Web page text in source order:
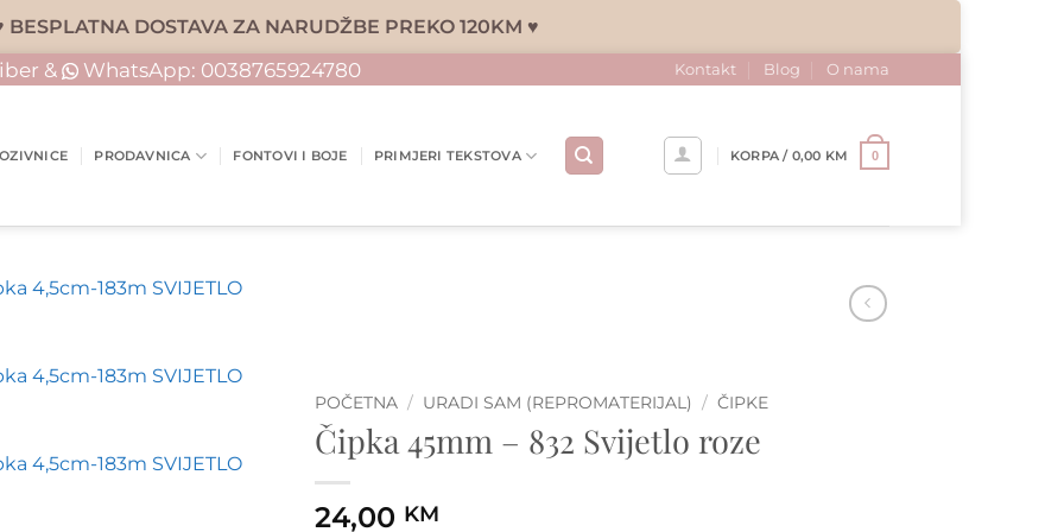
BESPLATNA DOSTAVA ZA NARUDŽBE PREKO 120KM ♥
& WhatsApp: 0038765924780 Kontakt Blog O nama
PRODAVNICA FONTOVI I BOJE PRIMJERI TEKSTOVA KORPA / 0,00 KM 0
POČETNA / URADI SAM (REPROMATERIJAL) / ČIPKE
Čipka 45mm – 832 Svijetlo roze
24,00 KM